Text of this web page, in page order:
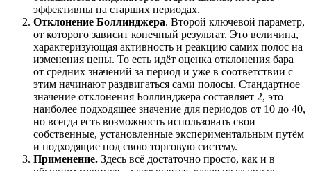
эффективны на старших периодах.
Отклонение Боллинджера. Второй ключевой параметр,
от которого зависит конечный результат. Это величина,
характеризующая активность и реакцию самих полос на
изменения цены. То есть идёт оценка отклонения бара
от средних значений за период и уже в соответствии с
этим начинают раздвигаться сами полосы. Стандартное
значение отклонения Боллинджера составляет 2, это
наиболее подходящее значение для периодов от 10 до 40,
но всегда есть возможность использовать свои
собственные, установленные экспериментальным путём
и подходящие под свою торговую систему.
Применение. Здесь всё достаточно просто, как и в